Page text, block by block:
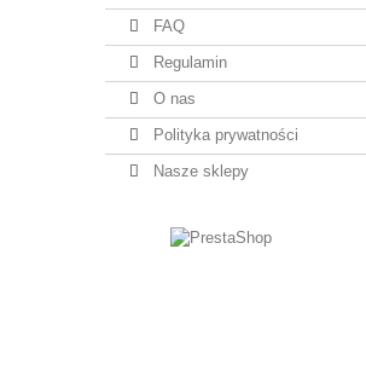
FAQ
Regulamin
O nas
Polityka prywatności
Nasze sklepy